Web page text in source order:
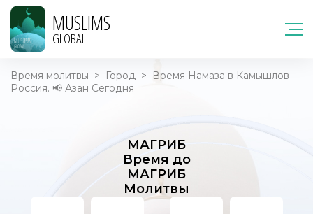
MUSLIMS
GLOBAL
Время молитвы > Город >
Время Намаза в Камышлов -
Россия. 📢 Азан Сегодня
МАГРИБ
Время до
МАГРИБ
Молитвы